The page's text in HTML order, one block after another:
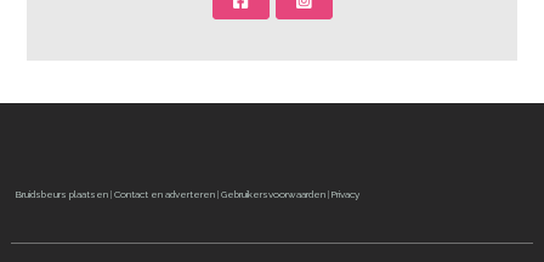
Bruidsbeurs plaatsen |Contact en adverteren |Gebruikersvoorwaarden |Privacy